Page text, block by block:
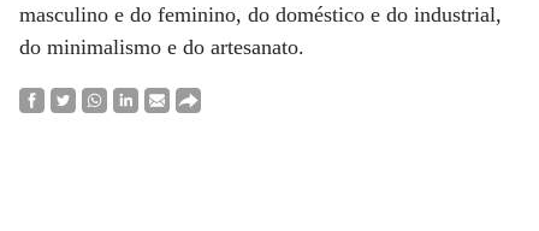
masculino e do feminino, do doméstico e do industrial,
do minimalismo e do artesanato.